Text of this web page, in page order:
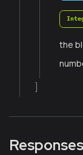
the
Responses